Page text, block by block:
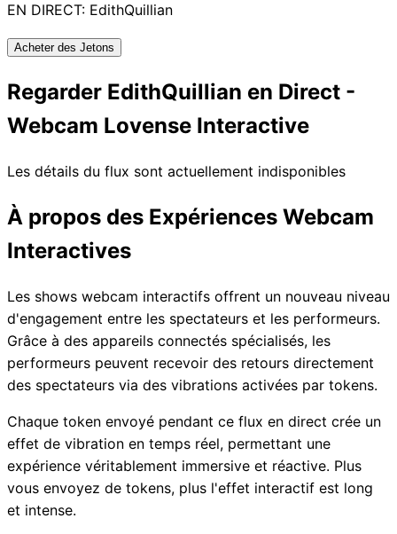
EN DIRECT: EdithQuillian
Acheter des Jetons
Regarder EdithQuillian en Direct -
Webcam Lovense Interactive
Les détails du flux sont actuellement indisponibles
À propos des Expériences Webcam
Interactives
Les shows webcam interactifs offrent un nouveau niveau
d'engagement entre les spectateurs et les performeurs.
Grâce à des appareils connectés spécialisés, les
performeurs peuvent recevoir des retours directement
des spectateurs via des vibrations activées par tokens.
Chaque token envoyé pendant ce flux en direct crée un
effet de vibration en temps réel, permettant une
expérience véritablement immersive et réactive. Plus
vous envoyez de tokens, plus l'effet interactif est long
et intense.